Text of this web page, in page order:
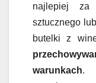
najlepiej za
sztucznego
butelki z
warunkach.